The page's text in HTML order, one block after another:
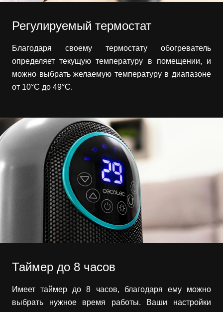
Регулируемый термостат
Благодаря своему термостату обогреватель
определяет текущую температуру в помещении, и
можно выбрать желаемую температуру в диапазоне
от 10°C до 49°C.
Таймер до 8 часов
Имеет таймер до 8 часов, благодаря ему можно
выбрать нужное время работы. Ваши настройки